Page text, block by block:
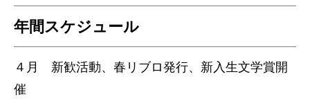
年間スケジュール
４月 新歓活動、春リブロ発行、新入生文学賞開
催